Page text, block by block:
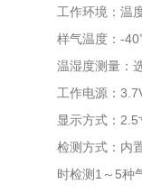
工作环境：温
样气温度：-
温湿度测量：
工作电源：
显示方式：
检测方式：内
时检测1～5种